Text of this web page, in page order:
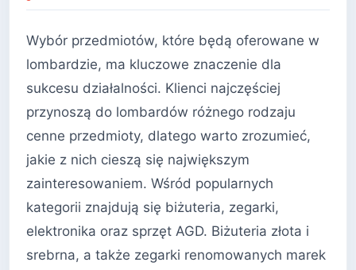
Wybór przedmiotów, które będą oferowane w
lombardzie, ma kluczowe znaczenie dla
sukcesu działalności. Klienci najczęściej
przynoszą do lombardów różnego rodzaju
cenne przedmioty, dlatego warto zrozumieć,
jakie z nich cieszą się największym
zainteresowaniem. Wśród popularnych
kategorii znajdują się biżuteria, zegarki,
elektronika oraz sprzęt AGD. Biżuteria złota i
srebrna, a także zegarki renomowanych marek